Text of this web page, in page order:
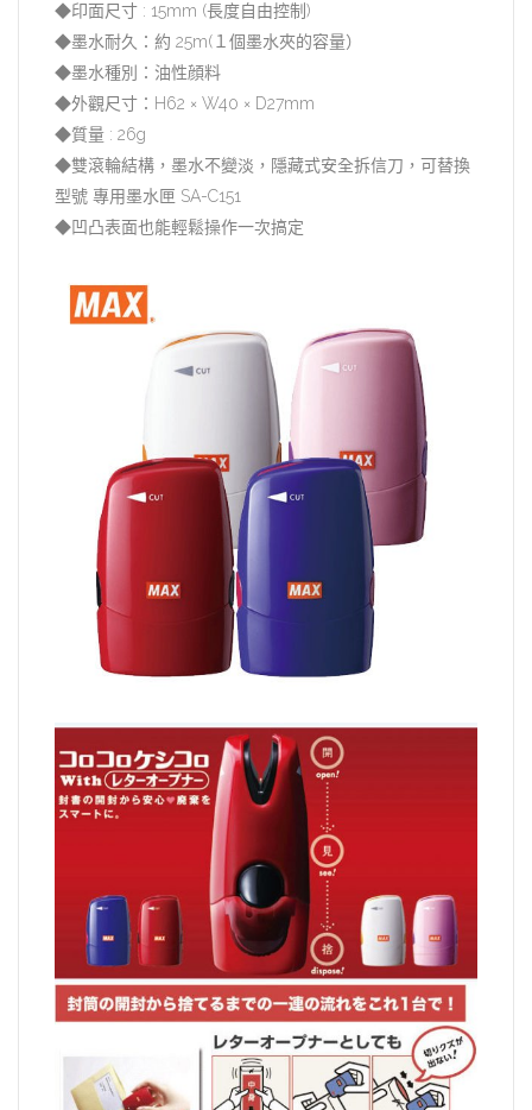
◆印面尺寸 : 15mm (長度自由控制)
◆墨水耐久：約 25m(１個墨水夾的容量）
◆墨水種別：油性顔料
◆外觀尺寸：H62 × W40 × D27mm
◆質量 : 26g
◆雙滾輪結構，墨水不變淡，隱藏式安全拆信刀，可替換
型號 專用墨水匣 SA-C151
◆凹凸表面也能輕鬆操作一次搞定